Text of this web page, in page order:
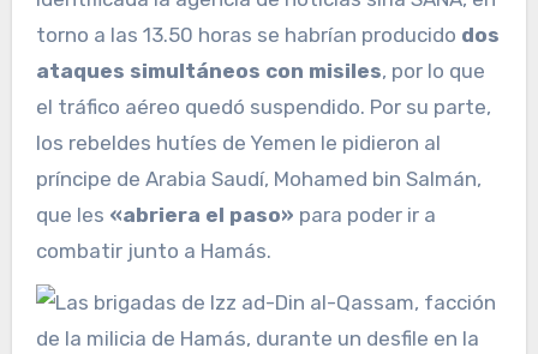
torno a las 13.50 horas se habrían producido dos
ataques simultáneos con misiles, por lo que
el tráfico aéreo quedó suspendido. Por su parte,
los rebeldes hutíes de Yemen le pidieron al
príncipe de Arabia Saudí, Mohamed bin Salmán,
que les «abriera el paso» para poder ir a
combatir junto a Hamás.